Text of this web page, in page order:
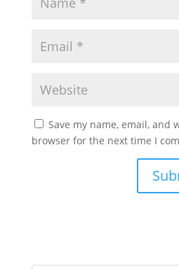
Save my name, email, and
browser for the next time I